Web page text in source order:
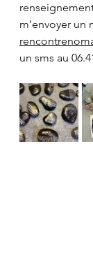
m'envoyer un
un sms au